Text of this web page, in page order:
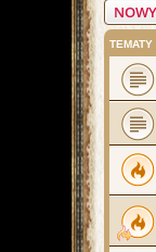
TEMATY